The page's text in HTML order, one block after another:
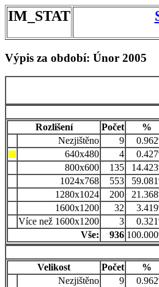
IM_STAT
Výpis za období: Únor 2005
Rozlišení
Počet
%
Nezjištěno
9
640x480
4
800x600
135
1024x768
553
1280x1024
200
1600x1200
32
Více než 1600x1200
3
Vše:
936
Velikost
Počet
%
Nezjištěno
9